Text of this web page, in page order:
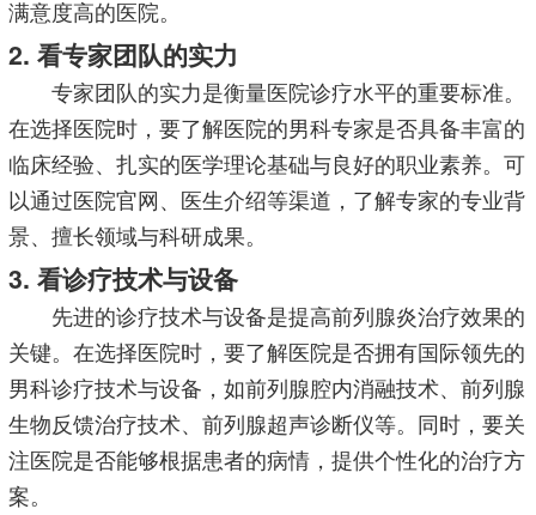
满意度高的医院。
2. 看专家团队的实力
专家团队的实力是衡量医院诊疗水平的重要标准。
在选择医院时，要了解医院的男科专家是否具备丰富的
临床经验、扎实的医学理论基础与良好的职业素养。可
以通过医院官网、医生介绍等渠道，了解专家的专业背
景、擅长领域与科研成果。
3. 看诊疗技术与设备
先进的诊疗技术与设备是提高前列腺炎治疗效果的
关键。在选择医院时，要了解医院是否拥有国际领先的
男科诊疗技术与设备，如前列腺腔内消融技术、前列腺
生物反馈治疗技术、前列腺超声诊断仪等。同时，要关
注医院是否能够根据患者的病情，提供个性化的治疗方
案。